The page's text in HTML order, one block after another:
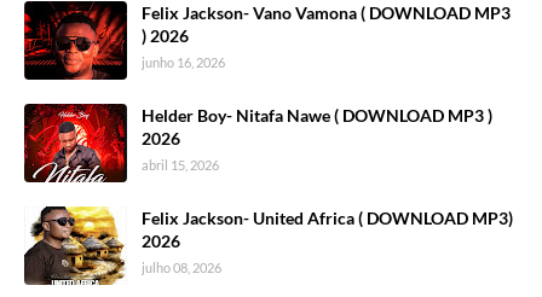
Felix Jackson- Vano Vamona ( DOWNLOAD MP3
) 2026
junho 16, 2026
Helder Boy- Nitafa Nawe ( DOWNLOAD MP3 )
2026
abril 15, 2026
Felix Jackson- United Africa ( DOWNLOAD MP3)
2026
julho 08, 2026